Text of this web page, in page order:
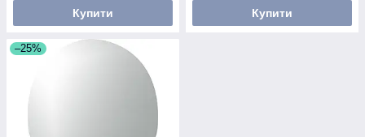
Купити Купити
–25%